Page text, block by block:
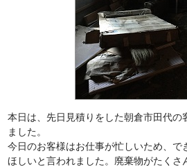
本日は、先日見積りをした朝倉市田代の
ました。
今日のお客様はお仕事が忙しいため、で
ほしいと言われました。廃棄物がたくさ